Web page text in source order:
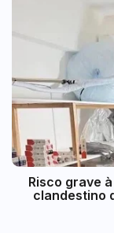
Risco grave
clandestino